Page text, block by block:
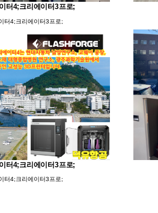
터4;크리에이터3프로;
터4;크리에이터3프로;
터4;크리에이터3프로;
터4;크리에이터3프로;